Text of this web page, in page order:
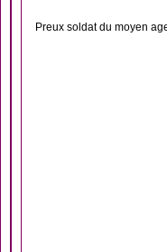
Preux soldat du moyen